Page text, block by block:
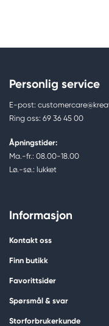
Personlig service
E-post:
Ring oss: 69 36 45 00
Åpningstider:
Ma.-fr.: 08.00-18.00
Lø.-sø.: lukket
Informasjon
Kontakt oss
Finn butikk
Favorittsider
Spørsmål & svar
Storforbrukerkunde